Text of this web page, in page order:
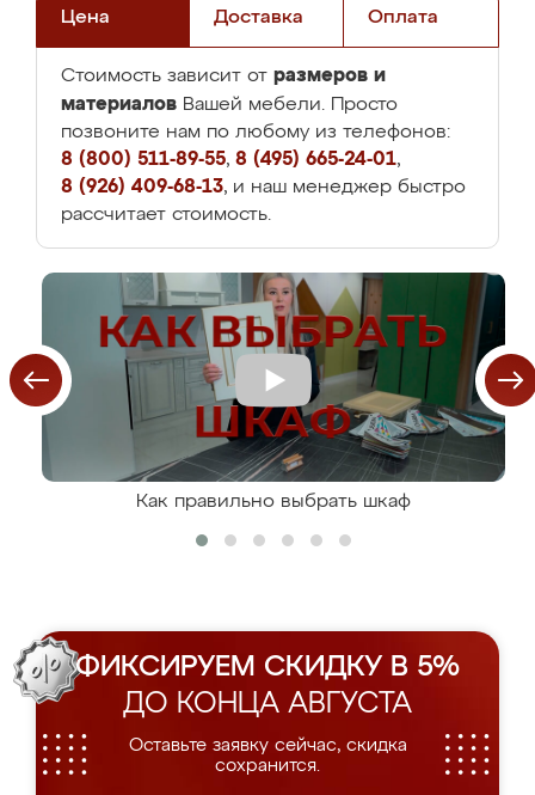
Цена Доставка Оплата
Стоимость зависит от размеров и
материалов Вашей мебели. Просто
позвоните нам по любому из телефонов:
8 (800) 511-89-55, 8 (495) 665-24-01,
8 (926) 409-68-13, и наш менеджер быстро
рассчитает стоимость.
Как правильно выбрать шкаф
ФИКСИРУЕМ СКИДКУ В 5%
ДО КОНЦА АВГУСТА
Оставьте заявку сейчас, скидка
сохранится.